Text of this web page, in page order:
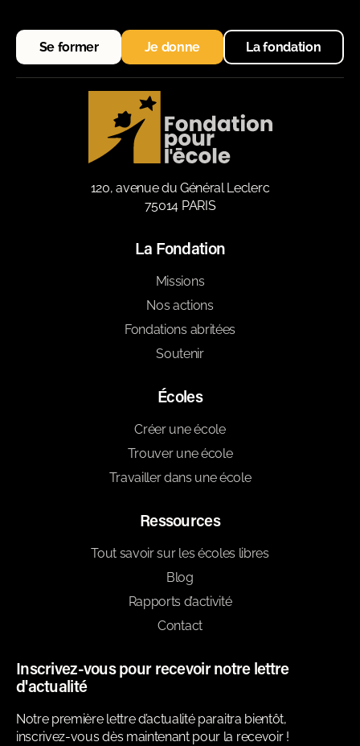
Se former Je donne La fondation
120, avenue du Général Leclerc
75014 PARIS
La Fondation
Missions
Nos actions
Fondations abritées
Soutenir
Écoles
Créer une école
Trouver une école
Travailler dans une école
Ressources
Tout savoir sur les écoles libres
Blog
Rapports d’activité
Contact
Inscrivez-vous pour recevoir notre lettre
d'actualité
Notre première lettre d’actualité paraitra bientôt,
inscrivez-vous dès maintenant pour la recevoir !